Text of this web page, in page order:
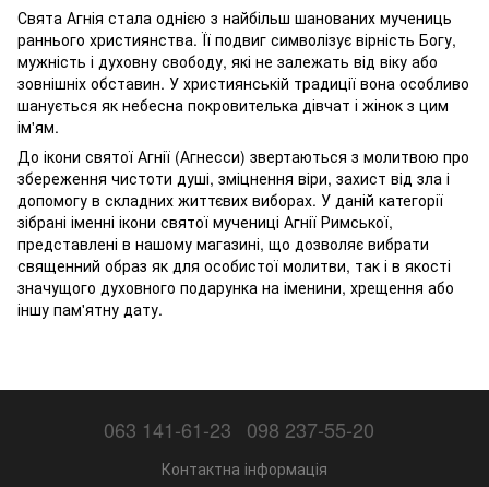
Свята Агнія стала однією з найбільш шанованих мучениць
раннього християнства. Її подвиг символізує вірність Богу,
мужність і духовну свободу, які не залежать від віку або
зовнішніх обставин. У християнській традиції вона особливо
шанується як небесна покровителька дівчат і жінок з цим
ім'ям.
До ікони святої Агнії (Агнесси) звертаються з молитвою про
збереження чистоти душі, зміцнення віри, захист від зла і
допомогу в складних життєвих виборах. У даній категорії
зібрані іменні ікони святої мучениці Агнії Римської,
представлені в нашому магазині, що дозволяє вибрати
священний образ як для особистої молитви, так і в якості
значущого духовного подарунка на іменини, хрещення або
іншу пам'ятну дату.
063 141-61-23 098 237-55-20
Контактна інформація